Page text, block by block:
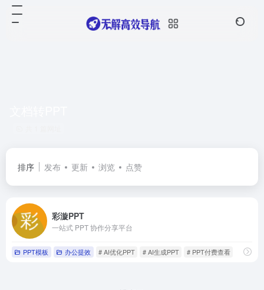
排序 发布 更新 浏览 点赞
彩漩PPT
一站式 PPT 协作分享平台
PPT模板 办公提效 # AI优化PPT # AI生成PPT # PPT付费查看